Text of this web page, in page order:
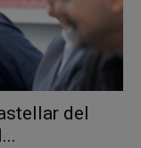
del